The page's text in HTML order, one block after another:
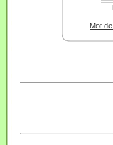
Mot